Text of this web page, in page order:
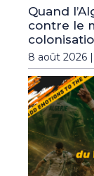
Quand
contre le
8 août 2026 |